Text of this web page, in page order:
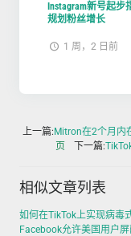
Instagram新号起
规划粉丝增长
1 周，2 日前
上一篇:Mitron在2个月内
页
下一篇:
相似文章列表
如何在TikTok上实现病毒
Facebook允许美国用户